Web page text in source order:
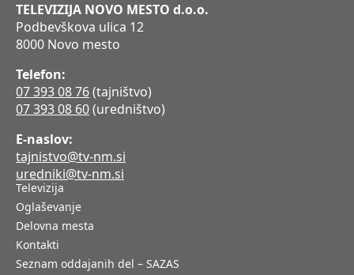
TELEVIZIJA NOVO MESTO d.o.o.
Podbevškova ulica 12
8000 Novo mesto
Telefon:
07 393 08 76(tajništvo)
07 393 08 60(uredništvo)
E-naslov:
tajnistvo@tv-nm.si
uredniki@tv-nm.si
Televizija
Oglaševanje
Delovna mesta
Kontakti
Seznam oddajanih del – SAZAS